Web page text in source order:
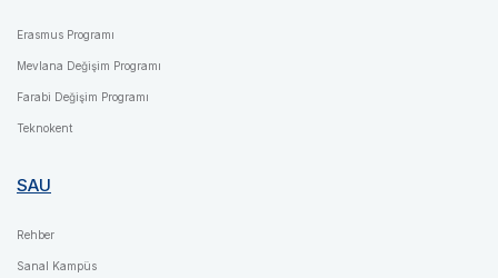
Erasmus Programı
Mevlana Değişim Programı
Farabi Değişim Programı
Teknokent
SAU
Rehber
Sanal Kampüs